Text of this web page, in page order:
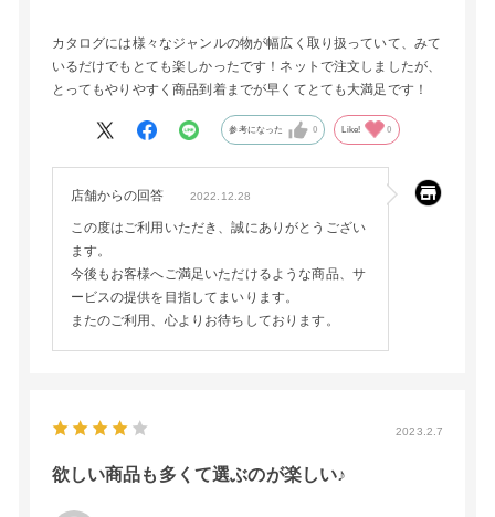
カタログには様々なジャンルの物が幅広く取り扱っていて、みて
いるだけでもとても楽しかったです！ネットで注文しましたが、
とってもやりやすく商品到着までが早くてとても大満足です！
参考になった 0 Like! 0
店舗からの回答 2022.12.28
この度はご利用いただき、誠にありがとうござい
ます。
今後もお客様へご満足いただけるような商品、サ
ービスの提供を目指してまいります。
またのご利用、心よりお待ちしております。
2023.2.7
欲しい商品も多くて選ぶのが楽しい♪